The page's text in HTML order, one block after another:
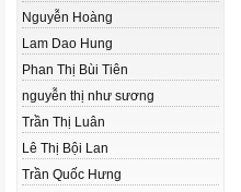
Nguyễn Hoàng
Lam Dao Hung
Phan Thị Bùi Tiên
nguyễn thị như sương
Trần Thị Luân
Lê Thị Bội Lan
Trần Quốc Hưng